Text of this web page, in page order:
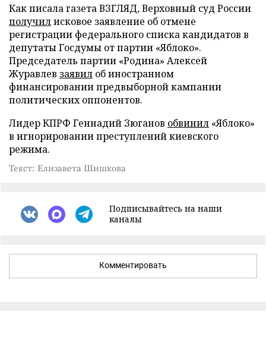
Как писала газета ВЗГЛЯД, Верховный суд России
получилисковое заявление об отмене
регистрации федерального списка кандидатов в
депутаты Госдумы от партии «Яблоко».
Председатель партии «Родина» Алексей
Журавлев заявил об иностранном
финансировании предвыборной кампании
политических оппонентов.
Лидер КПРФ Геннадий Зюганов обвинил «Яблоко»
в игнорировании преступлений киевского
режима.
Текст: Елизавета Шишкова
Подписывайтесь на наши
каналы
Комментировать